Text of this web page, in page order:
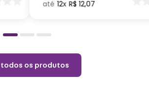
Não
12 R$ 12,07
todos os produtos